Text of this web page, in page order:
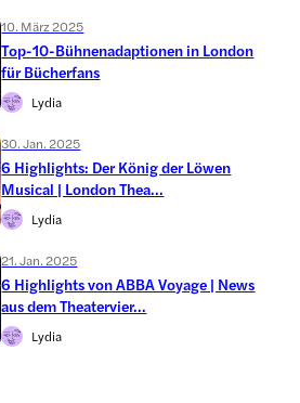
10. März 2025
Top-10-Bühnenadaptionen in London
für Bücherfans
Lydia
30. Jan. 2025
6 Highlights: Der König der Löwen
Musical | London Thea...
Lydia
21. Jan. 2025
6 Highlights von ABBA Voyage | News
aus dem Theatervier...
Lydia